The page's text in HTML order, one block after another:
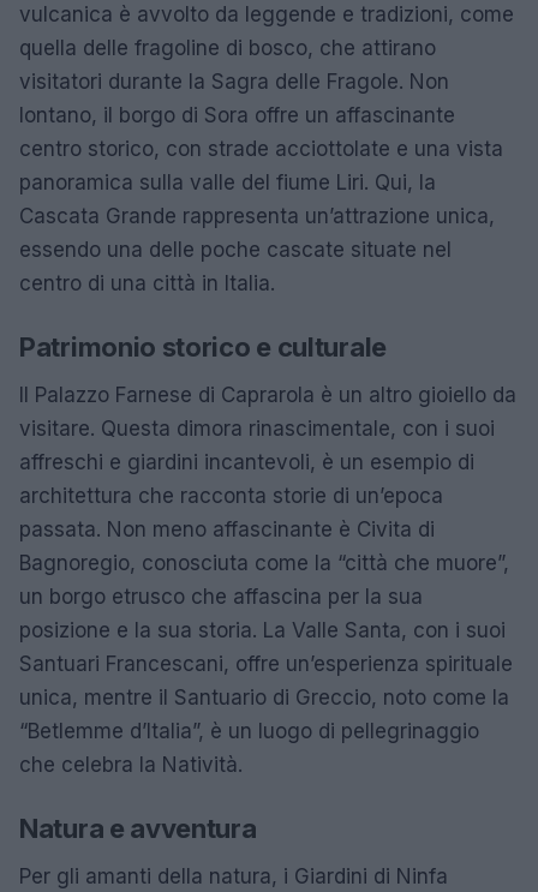
vulcanica è avvolto da leggende e tradizioni, come
quella delle fragoline di bosco, che attirano
visitatori durante la Sagra delle Fragole. Non
lontano, il borgo di Sora offre un affascinante
centro storico, con strade acciottolate e una vista
panoramica sulla valle del fiume Liri. Qui, la
Cascata Grande rappresenta un’attrazione unica,
essendo una delle poche cascate situate nel
centro di una città in Italia.
Patrimonio storico e culturale
Il Palazzo Farnese di Caprarola è un altro gioiello da
visitare. Questa dimora rinascimentale, con i suoi
affreschi e giardini incantevoli, è un esempio di
architettura che racconta storie di un’epoca
passata. Non meno affascinante è Civita di
Bagnoregio, conosciuta come la “città che muore”,
un borgo etrusco che affascina per la sua
posizione e la sua storia. La Valle Santa, con i suoi
Santuari Francescani, offre un’esperienza spirituale
unica, mentre il Santuario di Greccio, noto come la
“Betlemme d’Italia”, è un luogo di pellegrinaggio
che celebra la Natività.
Natura e avventura
Per gli amanti della natura, i Giardini di Ninfa